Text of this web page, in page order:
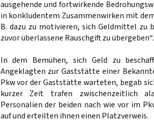
ausgehende und fortwirkende
in konkludentem Zusammenwirken mit
B. dazu zu motivieren, sich Geldmittel zu
zuvor überlassene Rauschgift zu übergeben“.
In dem Bemühen, sich Geld zu
Angeklagten zur Gaststätte einer
Pkw vor der Gaststätte warteten, begab
kurzer Zeit trafen zwischenzeitlich
Personalien der beiden nach wie vor im
auf und erteilten ihnen einen Platzverweis.